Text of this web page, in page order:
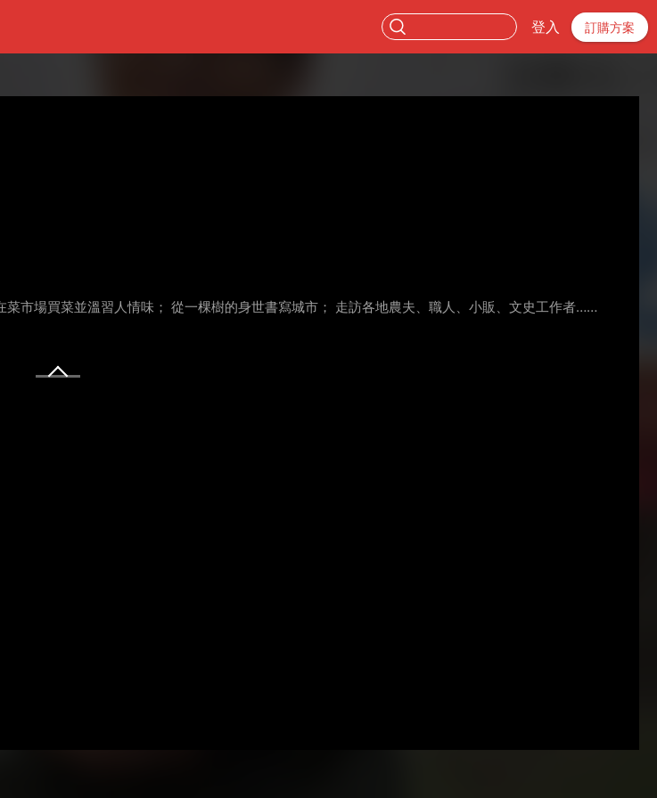
登入 訂購方案
場買菜並溫習人情味； 從一棵樹的身世書寫城市； 走訪各地農夫、職人、小販、文史工作者……